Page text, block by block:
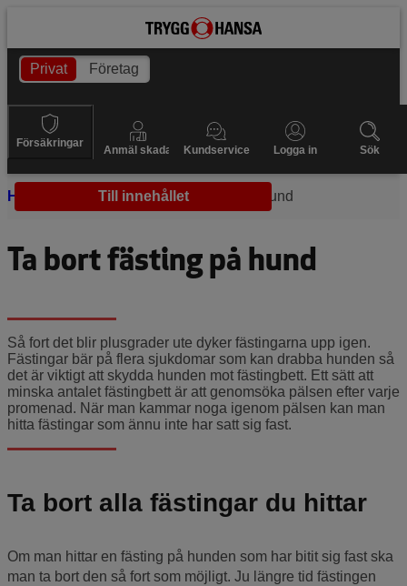
Till innehållet
Privat Företag
Försäkringar
Anmäl skada Kundservice Logga in Sök
Hem Hundhälsa Ta bort fästing hund
Ta bort fästing på hund
Så fort det blir plusgrader ute dyker fästingarna upp igen.
Fästingar bär på flera sjukdomar som kan drabba hunden så
det är viktigt att skydda hunden mot fästingbett. Ett sätt att
minska antalet fästingbett är att genomsöka pälsen efter varje
promenad. När man kammar noga igenom pälsen kan man
hitta fästingar som ännu inte har satt sig fast.
Ta bort alla fästingar du hittar
Om man hittar en fästing på hunden som har bitit sig fast ska
man ta bort den så fort som möjligt. Ju längre tid fästingen